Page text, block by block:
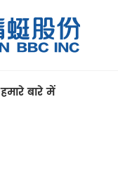
हमारे बारे में